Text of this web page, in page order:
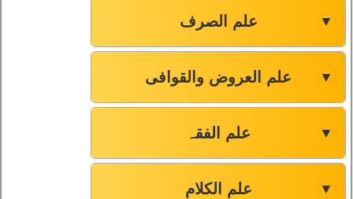
علم الصرف ▼
علم العروض والقوافی ▼
علم الفقہ ▼
علم الکلام ▼